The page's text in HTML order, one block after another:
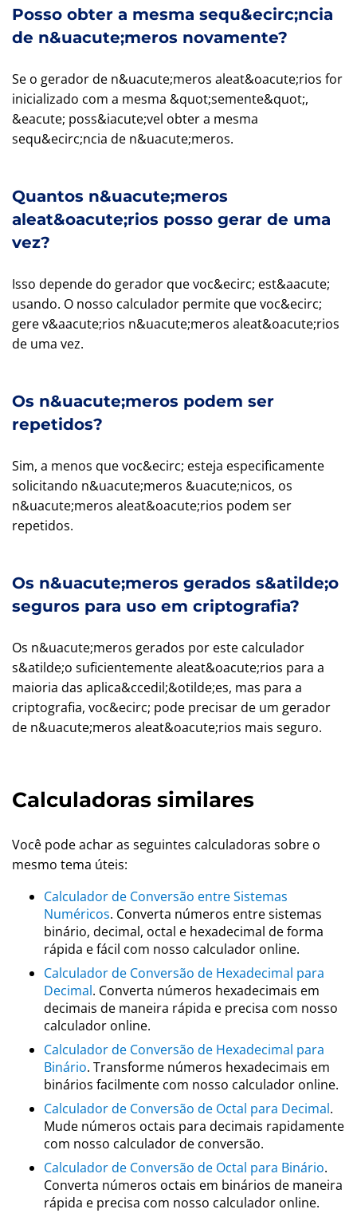
Posso obter a mesma sequ&ecirc;ncia
de n&uacute;meros novamente?
Se o gerador de n&uacute;meros aleat&oacute;rios for
inicializado com a mesma &quot;semente&quot;,
&eacute; poss&iacute;vel obter a mesma
sequ&ecirc;ncia de n&uacute;meros.
Quantos n&uacute;meros
aleat&oacute;rios posso gerar de uma
vez?
Isso depende do gerador que voc&ecirc; est&aacute;
usando. O nosso calculador permite que voc&ecirc;
gere v&aacute;rios n&uacute;meros aleat&oacute;rios
de uma vez.
Os n&uacute;meros podem ser
repetidos?
Sim, a menos que voc&ecirc; esteja especificamente
solicitando n&uacute;meros &uacute;nicos, os
n&uacute;meros aleat&oacute;rios podem ser
repetidos.
Os n&uacute;meros gerados s&atilde;o
seguros para uso em criptografia?
Os n&uacute;meros gerados por este calculador
s&atilde;o suficientemente aleat&oacute;rios para a
maioria das aplica&ccedil;&otilde;es, mas para a
criptografia, voc&ecirc; pode precisar de um gerador
de n&uacute;meros aleat&oacute;rios mais seguro.
Calculadoras similares
Você pode achar as seguintes calculadoras sobre o
mesmo tema úteis:
Calculador de Conversão entre Sistemas
Numéricos. Converta números entre sistemas
binário, decimal, octal e hexadecimal de forma
rápida e fácil com nosso calculador online.
Calculador de Conversão de Hexadecimal para
Decimal. Converta números hexadecimais em
decimais de maneira rápida e precisa com nosso
calculador online.
Calculador de Conversão de Hexadecimal para
Binário. Transforme números hexadecimais em
binários facilmente com nosso calculador online.
Calculador de Conversão de Octal para Decimal.
Mude números octais para decimais rapidamente
com nosso calculador de conversão.
Calculador de Conversão de Octal para Binário.
Converta números octais em binários de maneira
rápida e precisa com nosso calculador online.